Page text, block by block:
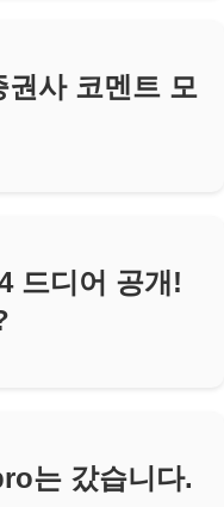
권사 코멘트 모
드디어 공개!
는 갔습니다.